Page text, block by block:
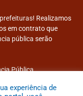
! Realizamos
em contrato que
pública serão
Pública
experiência de